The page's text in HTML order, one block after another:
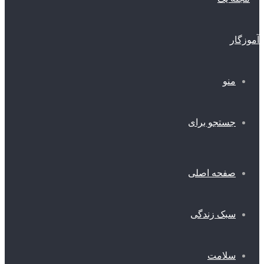
منو
جستجو برای
صفحه اصلی
سبک زندگی
سلامت